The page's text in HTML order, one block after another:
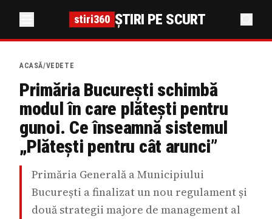
stiri360 ȘTIRI PE SCURT
ACASĂ/VEDETE
Primăria București schimbă
modul în care plătești pentru
gunoi. Ce înseamnă sistemul
„Plătești pentru cât arunci”
Primăria Generală a Municipiului
București a finalizat un nou regulament și
două strategii majore de management al